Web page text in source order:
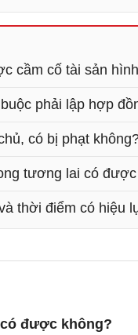
cầm cố tài sản
phải lập hợp
có bị phạt
tương lai có
thời điểm có hiệu
được không?